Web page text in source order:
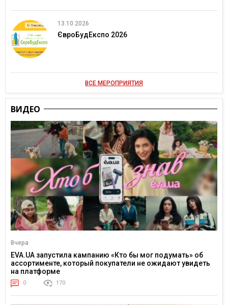
13.10.2026
ЄвроБудЕкспо 2026
ВСЕ МЕРОПРИЯТИЯ
ВИДЕО
Вчера
EVA.UA запустила кампанию «Кто бы мог подумать» об
ассортименте, который покупатели не ожидают увидеть
на платформе
0 170